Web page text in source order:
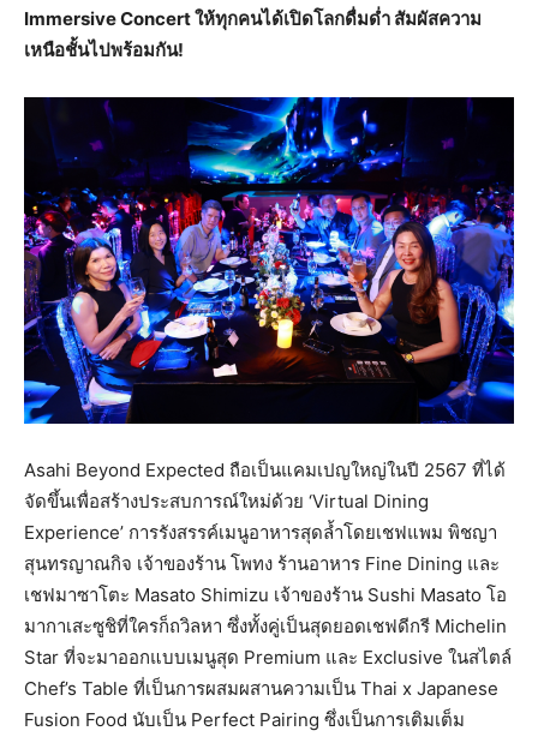
Immersive Concert ให้ทุกคนได้เปิดโลกดื่มด่ำ สัมผัสความ
เหนือชั้นไปพร้อมกัน!
Asahi Beyond Expected ถือเป็นแคมเปญใหญ่ในปี 2567 ที่ได้
จัดขึ้นเพื่อสร้างประสบการณ์ใหม่ด้วย ‘Virtual Dining
Experience’ การรังสรรค์เมนูอาหารสุดล้ำโดยเชฟแพม พิชญา
สุนทรญาณกิจ เจ้าของร้าน โพทง ร้านอาหาร Fine Dining และ
เชฟมาซาโตะ Masato Shimizu เจ้าของร้าน Sushi Masato โอ
มากาเสะซูชิที่ใครก็ถวิลหา ซึ่งทั้งคู่เป็นสุดยอดเชฟดีกรี Michelin
Star ที่จะมาออกแบบเมนูสุด Premium และ Exclusive ในสไตล์
Chef’s Table ที่เป็นการผสมผสานความเป็น Thai x Japanese
Fusion Food นับเป็น Perfect Pairing ซึ่งเป็นการเติมเต็ม